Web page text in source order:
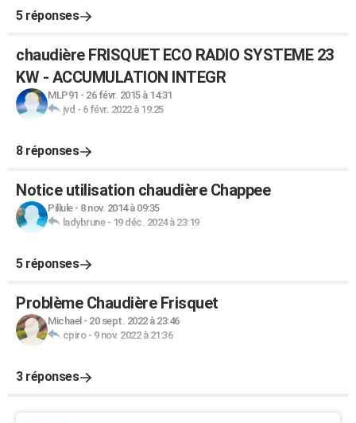
5 réponses
chaudière FRISQUET ECO RADIO SYSTEME 23
KW - ACCUMULATION INTEGR
MLP91 - 26 févr. 2015 à 14:31
jvd - 6 févr. 2022 à 19:25
8 réponses
Notice utilisation chaudière Chappee
Pillule- 8 nov. 2014 à 09:35
ladybrune- 19 déc. 2024 à 23:19
5 réponses
Problème Chaudière Frisquet
Michael - 20 sept. 2022 à 23:46
cpiro- 9 nov. 2022 à 21:36
3 réponses